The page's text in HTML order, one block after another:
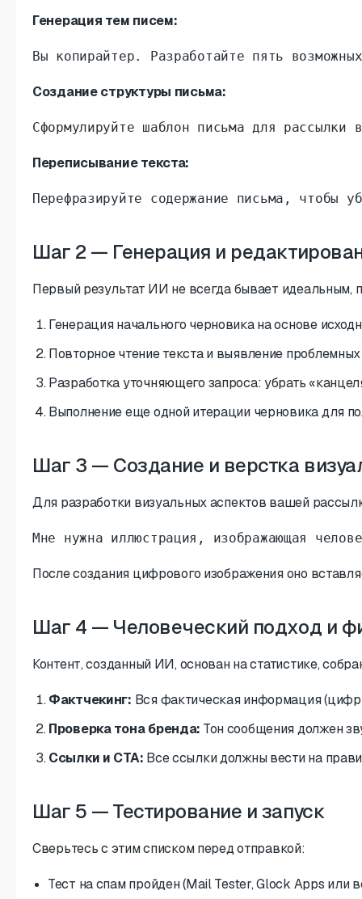
Генерация тем писем:
Вы копирайтер. Разработайте пять
Создание структуры письма:
Сформулируйте шаблон письма для
Переписывание текста:
Перефразируйте содержание письма, чтобы
Шаг 2 — Генерация и
Первый результат ИИ не всегда бывает идеальным,
Генерация начального черновика на основе
Повторное чтение текста и выявление
Разработка уточняющего запроса: убрать
Выполнение еще одной итерации черновика для
Шаг 3 — Создание и верстка
Для разработки визуальных аспектов вашей
Мне нужна иллюстрация, изображающая
После создания цифрового изображения оно
Шаг 4 — Человеческий подход и
Контент, созданный ИИ, основан на статистике,
Фактчекинг: Вся фактическая информация
Проверка тона бренда: Тон сообщения должен
Ссылки и CTA: Все ссылки должны вести на
Шаг 5 — Тестирование и запуск
Сверьтесь с этим списком перед отправкой:
Тест на спам пройден (Mail Tester, Glock Apps или